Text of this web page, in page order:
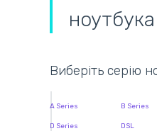
Виберіть серію
A Series B Series
D Series DSL